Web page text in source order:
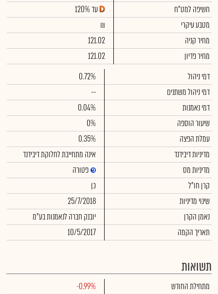
חשיפה למט"ח
עד 120%
מטבע עיקרי
₪
מחיר קניה
121.02
מחיר פדיון
121.02
דמי ניהול
0.72%
דמי ניהול משתנים
--
דמי נאמנות
0.04%
שיעור הוספה
0%
עמלת הפצה
0.35%
מדיניות דיבידנד
אינה מתחייבת לחלוקת דיבידנד
מדיניות מס
פטורה
קרן חו"ל
כן
שינוי מדיניות
25/7/2018
נאמן הקרן
יובנק חברה לנאמנות בע"מ
תאריך הקמה
10/5/2017
תשואות
מתחילת החודש
-0.99%